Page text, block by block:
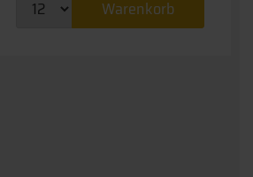
Warenkorb